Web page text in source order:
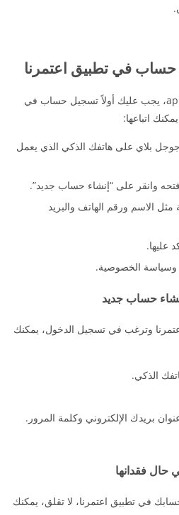
حساب في تطبيق اعتمرنا
لتحميل تطبيق اعتمرنا للاندرويد apk، يجب عليك أولاً تسجيل حساب في
اتباعها:
بلاي على هاتفك الذكي الذي يعمل
وانقر على “إنشاء حساب جديد”.
الاسم ورقم الهاتف والبريد
عليها.
الخصوصية.
حساب جديد
وترغب في تسجيل الدخول، يمكنك
الذكي.
بريدك الإلكتروني وكلمة المرور.
حال فقدانها
في تطبيق اعتمرنا، لا تقلق، يمكنك